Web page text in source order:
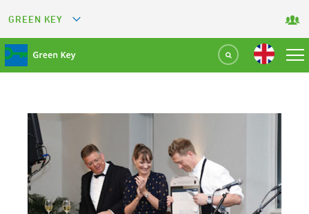
GREEN KEY
GREEN RESTAURANT
GREEN SPORT FACILITY
GREEN TOURISM ORGANIZATION
GREEN CAMPING